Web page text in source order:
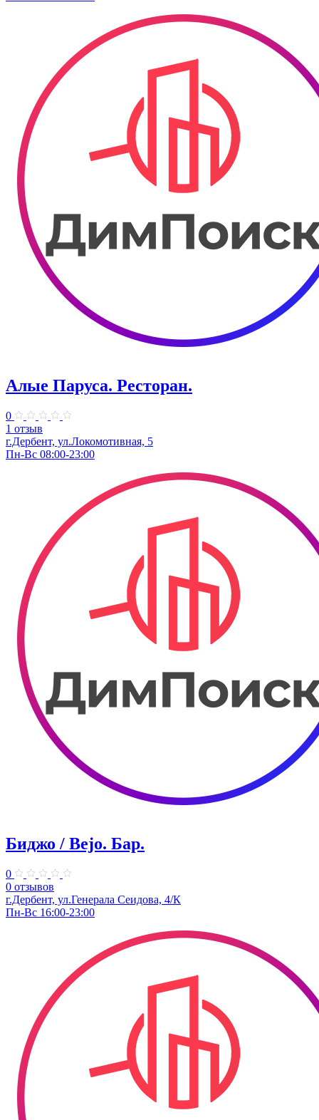
Алые Паруса. Ресторан.
0
1 отзыв
г.Дербент, ​ул.Локомотивная, 5
Пн-Вс 08:00-23:00
Биджо / Bejo. ​Бар.
0
0 отзывов
г.Дербент, ​ул.Генерала Сеидова, 4/К
Пн-Вс 16:00-23:00